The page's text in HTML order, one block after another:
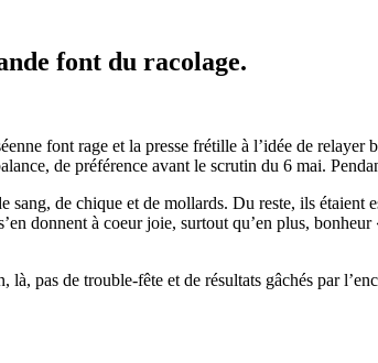
font du racolage.
font rage et la presse frétille à l’idée de
de préférence avant le scrutin du 6 mai.
de chique et de mollards. Du reste, ils étaient
donnent à coeur joie, surtout qu’en plus,
pas de trouble-fête et de résultats gâchés par